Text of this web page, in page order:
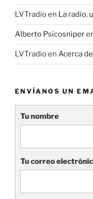
LVTradioen La radio,
Alberto Psicosniper
LVTradioen Acerca
ENVÍANOS UN
Tu nombre
Tu correo